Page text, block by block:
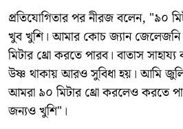
প্রতিযোগিতার পর নীরজ বলেন, "৯০
খুব খুশি। আমার কোচ জ্যান
মিটার থ্রো করতে পারব। বাতাস
উষ্ণ থাকায় আরও সুবিধা হয়। আমি
আমরা ৯০ মিটার থ্রো করলেও করতে
জন্যও খুশি"।